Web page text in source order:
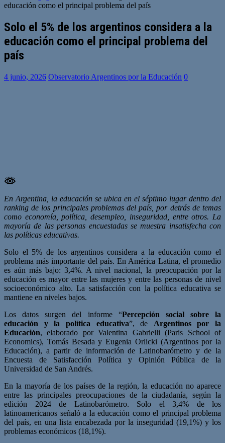
educación como el principal problema del país
Solo el 5% de los argentinos considera a la
educación como el principal problema del
país
4 junio, 2026 Observatorio Argentinos por la Educación 0
En Argentina, la educación se ubica en el séptimo lugar dentro del
ranking de los principales problemas del país, por detrás de temas
como economía, política, desempleo, inseguridad, entre otros. La
mayoría de las personas encuestadas se muestra insatisfecha con
las políticas educativas.
Solo el 5% de los argentinos considera a la educación como el
problema más importante del país. En América Latina, el promedio
es aún más bajo: 3,4%. A nivel nacional, la preocupación por la
educación es mayor entre las mujeres y entre las personas de nivel
socioeconómico alto. La satisfacción con la política educativa se
mantiene en niveles bajos.
Los datos surgen del informe “Percepción social sobre la
educación y la política educativa”, de Argentinos por la
Educación, elaborado por Valentina Gabrielli (Paris School of
Economics), Tomás Besada y Eugenia Orlicki (Argentinos por la
Educación), a partir de información de Latinobarómetro y de la
Encuesta de Satisfacción Política y Opinión Pública de la
Universidad de San Andrés.
En la mayoría de los países de la región, la educación no aparece
entre las principales preocupaciones de la ciudadanía, según la
edición 2024 de Latinobarómetro. Solo el 3,4% de los
latinoamericanos señaló a la educación como el principal problema
del país, en una lista encabezada por la inseguridad (19,1%) y los
problemas económicos (18,1%).